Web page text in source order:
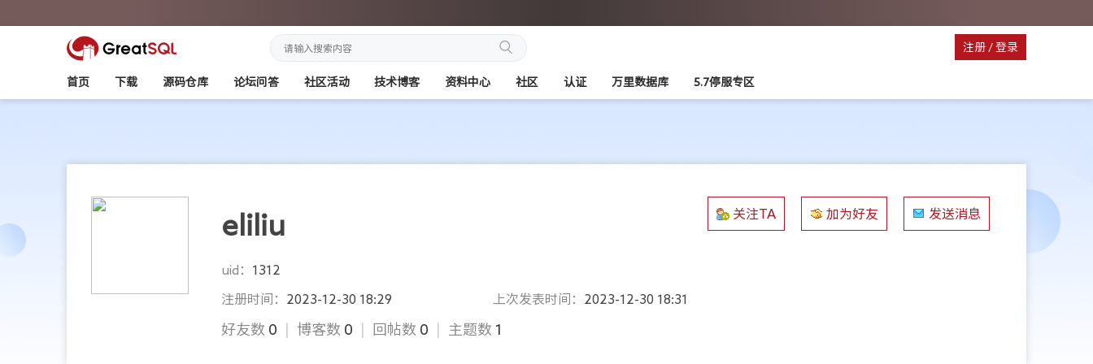
注册 / 登录
首页 下载 源码仓库 论坛问答 社区活动 技术博客 资料中心 社区 认证 万里数据库 5.7停服专区
关注TA 加为好友 发送消息
eliliu
uid： 1312
注册时间： 2023-12-30 18:29 上次发表时间： 2023-12-30 18:31
好友数 0 博客数 0 回帖数 0 主题数 1